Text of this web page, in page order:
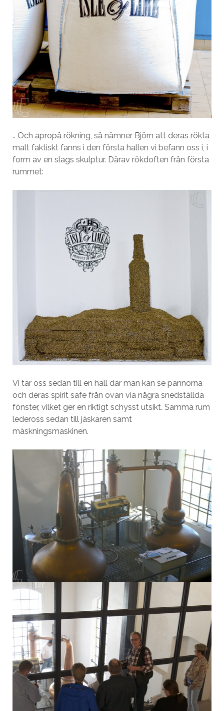
.. Och apropå rökning, så nämner Björn att deras rökta
malt faktiskt fanns i den första hallen vi befann oss i, i
form av en slags skulptur. Därav rökdoften från första
rummet:
Vi tar oss sedan till en hall där man kan se pannorna
och deras spirit safe från ovan via några snedställda
fönster, vilket ger en riktigt schysst utsikt. Samma rum
ledeross sedan till jäskaren samt
mäskningsmaskinen.